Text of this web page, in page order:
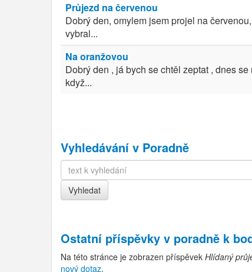
Průjezd na červenou
Dobrý den, omylem jsem projel na
vybral...
Na oranžovou
Dobrý den , já bych se chtěl zeptat , dnes
když...
Vyhledávání v Poradně
Ostatní příspěvky v poradně k
Na této stránce je zobrazen příspěvek Hlídaný
nový dotaz.